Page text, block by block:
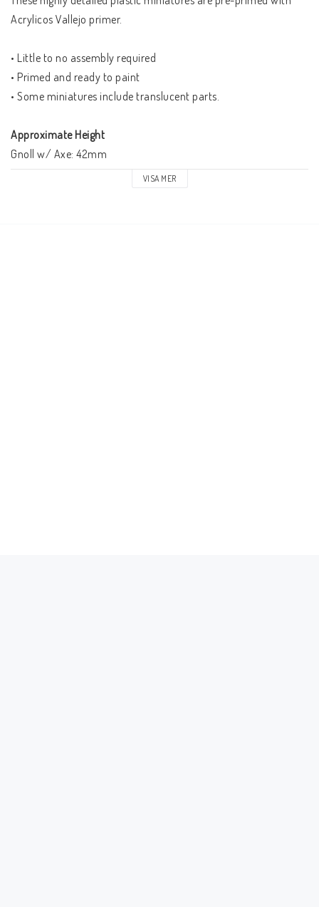
Acrylicos Vallejo primer.
• Little to no assembly required
• Primed and ready to paint
• Some miniatures include translucent parts.
Approximate Height
Gnoll w/ Axe: 42mm
Gnoll w/ Shield & Whip: 37mmVISA MER